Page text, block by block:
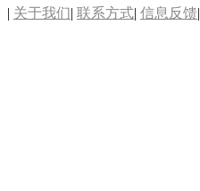
| 关于我们| 联系方式| 信息反馈|